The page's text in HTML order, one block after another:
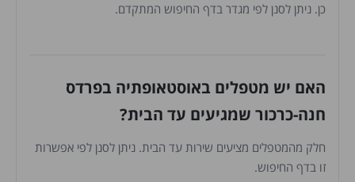
כן. ניתן לסנן לפי מגדר בדף החיפוש המתקדם.
האם יש מטפלים באוסטאופתיה בפרדס
חנה-כרכור שמגיעים עד הבית?
חלק מהמטפלים מציעים שירות עד הבית. ניתן לסנן לפי אפשרות
זו בדף החיפוש.